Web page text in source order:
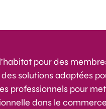
pour des
solutions adaptées
professionnels pour
dans le